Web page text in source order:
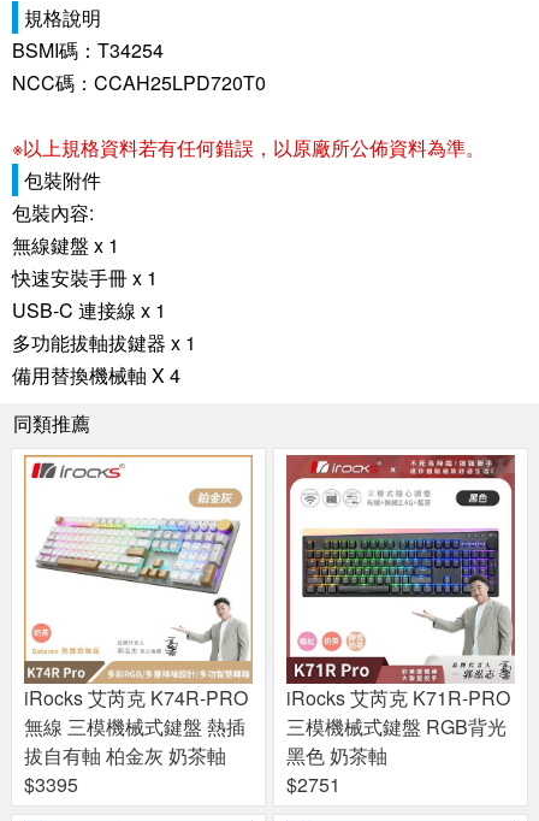
規格說明
BSMI碼：T34254
NCC碼：CCAH25LPD720T0
※以上規格資料若有任何錯誤，以原廠所公佈資料為準。
包裝附件
包裝內容:
無線鍵盤 x 1
快速安裝手冊 x 1
USB-C 連接線 x 1
多功能拔軸拔鍵器 x 1
備用替換機械軸 X 4
同類推薦
iRocks 艾芮克 K74R-PRO
無線 三模機械式鍵盤 熱插
拔自有軸 柏金灰 奶茶軸
$3395
iRocks 艾芮克 K71R-PRO
三模機械式鍵盤 RGB背光
黑色 奶茶軸
$2751